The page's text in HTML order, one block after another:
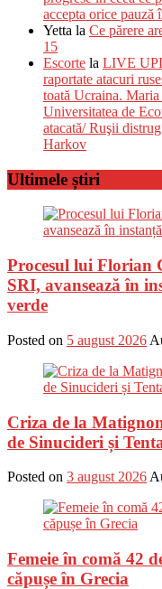
accepta orice pauză
Yetta la Ce părere
15
Escorte la LIVE
raportate atacuri
toată Ucraina.
Universitatea de
atacată/ Ruşii
Harkov
Ultimele știri
Procesul lui Florian
SRI, avansează în
verde
Posted on 5 august 2026
Criza de la
de Sinucideri și
Posted on 3 august 2026
Femeie în comă 42
căpușe în Grecia